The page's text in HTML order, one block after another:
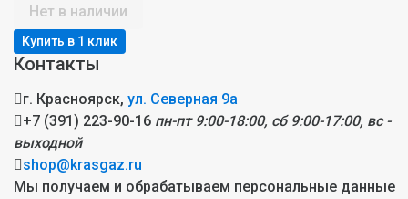
Нет в наличии
Контакты
г. Красноярск, ул. Северная 9а
+7 (391) 223-90-16 пн-пт 9:00-18:00, сб 9:00-17:00, вс -
выходной
shop@krasgaz.ru
Мы получаем и обрабатываем персональные данные